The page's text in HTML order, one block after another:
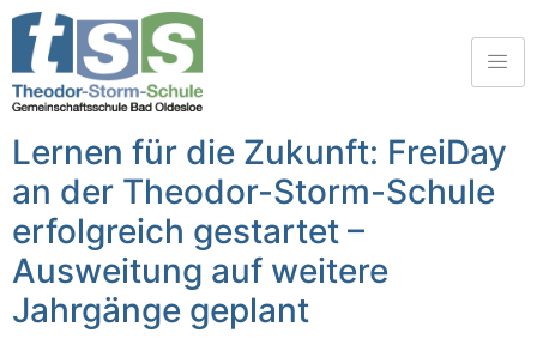
Lernen für die Zukunft: FreiDay
an der Theodor-Storm-Schule
erfolgreich gestartet –
Ausweitung auf weitere
Jahrgänge geplant